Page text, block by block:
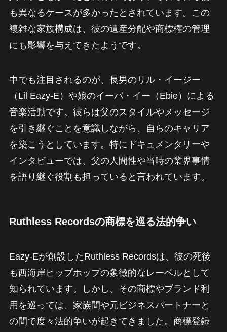
も異なるケースが多かったとされています。この
複雑な家族構成は、彼の遺産分配や商標権の管理
にも影響を与えてきたようです。
中でも注目されるのが、長男のリル・イージー
（Lil Eazy-E）や娘のイーバ・イー（Ebie）による
音楽活動です。彼らは父のスタイルやメッセージ
を引き継ぐことを意識しながら、自らのキャリア
を築こうとしています。特にドキュメンタリーや
インタビューでは、父の人間性や当時の業界事情
を語り継ぐ役割も担っていると言われています。
Ruthless Recordsの商標を巡る法的争い
Eazy-Eが創設したRuthless Recordsは、彼の死後
も西海岸ヒップホップの象徴的なレーベルとして
知られています。しかし、その商標やブランド利
用を巡っては、家族間や元ビジネスパートナーと
の間で度々法的争いが起きてきました。商標登録